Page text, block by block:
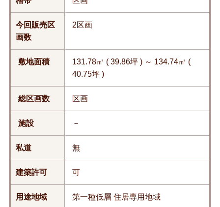
今回販売区
画数
2区画
敷地面積
131.78㎡ ( 39.86坪 ) ～ 134.74㎡ (
40.75坪 )
総区画数 区画
施設 －
私道 無
建築許可 可
用途地域 第一種低層 住居専用地域